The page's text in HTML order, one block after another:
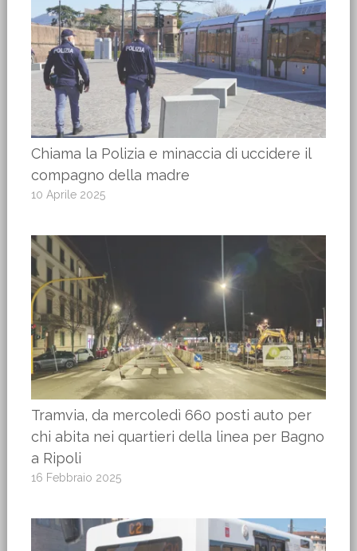
Chiama la Polizia e minaccia di uccidere il
compagno della madre
10 Aprile 2025
Tramvia, da mercoledì 660 posti auto per
chi abita nei quartieri della linea per Bagno
a Ripoli
16 Febbraio 2025